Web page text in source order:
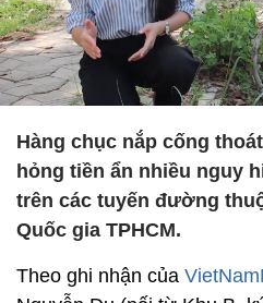
Hàng chục nắp cống
hỏng tiền ẩn nhiều nguy
trên các tuyến đường
Quốc gia TPHCM.
Theo ghi nhận của